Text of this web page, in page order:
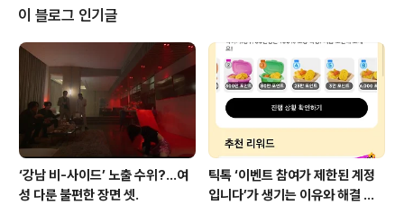
한 개인의 일방적인 발언이 '전 KBS 아나운서'라는 수식어
로 포장되어 전달되는 것은 현직 아나운서들에게는 큰 부
담이자 수치이며, 더욱이 국민의 수신료로 운영되는 공영
방송의 직함을 내건다는 것은 적절치 않은 표현이라 여겨
집니다"라며 다른 호칭을 써달라고 부탁했다. “배현진이
괴롭혔던 김소영?”..
이 블로그 인기글
‘강남 비-사이드’ 노출 수위?…여
성 다룬 불편한 장면 셋.
틱톡 ‘이벤트 참여가 제한된 계정
입니다’가 생기는 이유와 해결 방